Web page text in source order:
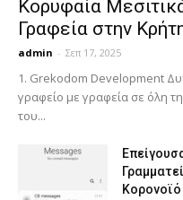
Κορυφαία
Γραφεία στην
admin - Σεπ 17, 2025
1. Grekodom Development
γραφείο με γραφεία σε όλη
του...
Κορονοϊό